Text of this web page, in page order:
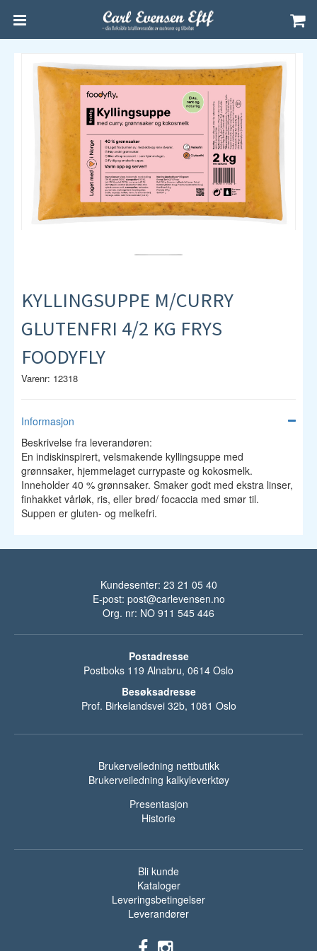
KYLLINGSUPPE M/CURRY
GLUTENFRI 4/2 KG FRYS
FOODYFLY
Varenr: 12318
Informasjon
Beskrivelse fra leverandøren:
En indiskinspirert, velsmakende kyllingsuppe med
grønnsaker, hjemmelaget currypaste og kokosmelk.
Inneholder 40 % grønnsaker. Smaker godt med ekstra linser,
finhakket vårløk, ris, eller brød/ focaccia med smør til.
Suppen er gluten- og melkefri.
Kundesenter: 23 21 05 40
E-post: post@carlevensen.no
Org. nr: NO 911 545 446
Postadresse
Postboks 119 Alnabru, 0614 Oslo
Besøksadresse
Prof. Birkelandsvei 32b, 1081 Oslo
Brukerveiledning nettbutikk
Brukerveiledning kalkyleverktøy
Presentasjon
Historie
Bli kunde
Kataloger
Leveringsbetingelser
Leverandører